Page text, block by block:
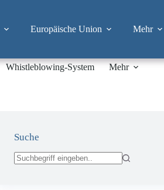
Europäische Union Mehr
Whistleblowing-System Mehr
Suche